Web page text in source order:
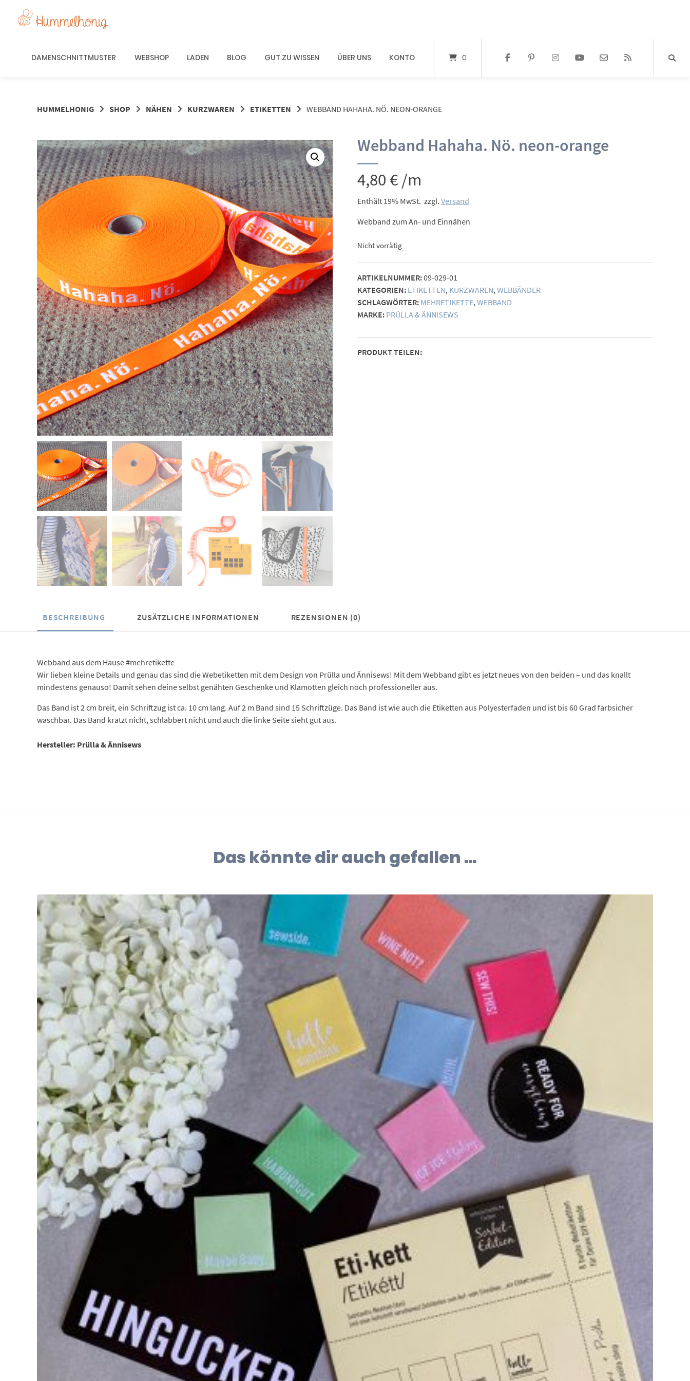
DAMENSCHNITTMUSTER WEBSHOP LADEN BLOG GUT ZU WISSEN ÜBER UNS KONTO 0
HUMMELHONIG SHOP NÄHEN KURZWAREN ETIKETTEN WEBBAND HAHAHA. NÖ. NEON-ORANGE
Webband Hahaha. Nö. neon-orange
4,80€ /m
Enthält 19% MwSt. zzgl. Versand
Webband zum An- und Einnähen
Nicht vorrätig
ARTIKELNUMMER:09-029-01
KATEGORIEN: ETIKETTEN, KURZWAREN,WEBBÄNDER
SCHLAGWÖRTER: MEHRETIKETTE,WEBBAND
MARKE: PRÜLLA & ÄNNISEWS
PRODUKT TEILEN:
BESCHREIBUNG ZUSÄTZLICHE INFORMATIONEN REZENSIONEN (0)
Webband aus dem Hause #mehretikette
Wir lieben kleine Details und genau das sind die Webetiketten mit dem Design von Prülla und Ännisews! Mit dem Webband gibt es jetzt neues von den beiden – und das knallt
mindestens genauso! Damit sehen deine selbst genähten Geschenke und Klamotten gleich noch professioneller aus.
Das Band ist 2 cm breit, ein Schriftzug ist ca. 10 cm lang. Auf 2 m Band sind 15 Schriftzüge. Das Band ist wie auch die Etiketten aus Polyesterfaden und ist bis 60 Grad farbsicher
waschbar. Das Band kratzt nicht, schlabbert nicht und auch die linke Seite sieht gut aus.
Hersteller: Prülla & Ännisews
Das könnte dir auch gefallen …